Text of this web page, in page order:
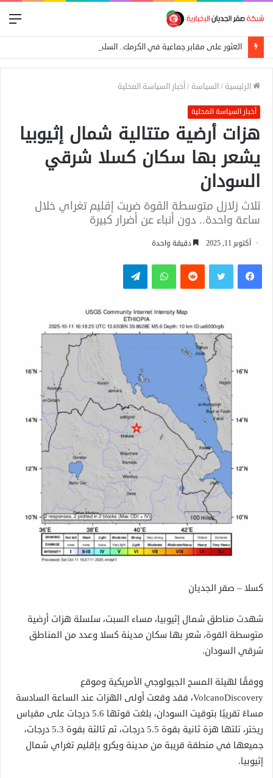
الرئيسية /السياسة /أخبار السياسة المحلية
أخبار السياسة المحلية
هزات أرضية متتالية شمال إثيوبيا
يشعر بها سكان كسلا شرقي
السودان
ثلاث زلازل متوسطة القوة ضربت إقليم تغراي خلال
ساعة واحدة.. دون أنباء عن أضرار كبيرة
أكتوبر 11, 2025 دقيقة واحدة
فيسبوكتويتر واتساب تيلقرام
كسلا – صقر الجديان
شهدت مناطق شمال إثيوبيا، مساء السبت، سلسلة هزات أرضية
متوسطة القوة، شعر بها سكان مدينة كسلا وعدد من المناطق
شرقي السودان.
ووفقًا لهيئة المسح الجيولوجي الأمريكية وموقع
VolcanoDiscovery، فقد وقعت أولى الهزات عند الساعة السادسة
مساءً تقريبًا بتوقيت السودان، بلغت قوتها 5.6 درجات على مقياس
ريختر، تلتها هزة ثانية بقوة 5.5 درجات، ثم ثالثة بقوة 5.3 درجات،
جميعها في منطقة قريبة من مدينة ويكرو بإقليم تغراي شمال
إثيوبيا.